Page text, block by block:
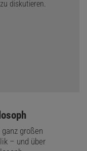
großen
– und über